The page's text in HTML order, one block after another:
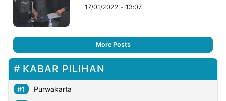
17/01/2022 - 13:07
More Posts
KABAR PILIHAN
Purwakarta